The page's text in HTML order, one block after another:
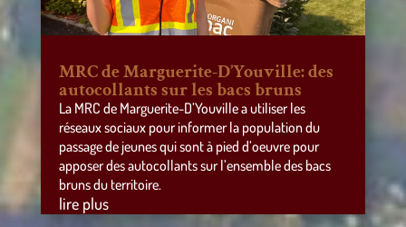
MRC de Marguerite-D’Youville: des
autocollants sur les bacs bruns
La MRC de Marguerite-D’Youville a utiliser les
réseaux sociaux pour informer la population du
passage de jeunes qui sont à pied d’oeuvre pour
apposer des autocollants sur l’ensemble des bacs
bruns du territoire.
lire plus